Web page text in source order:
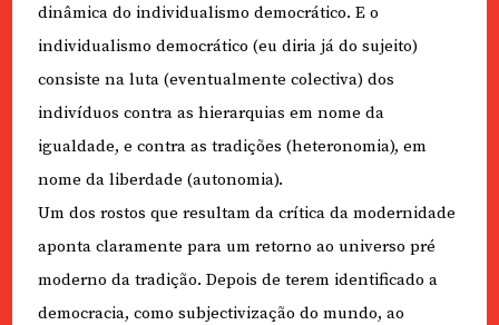
dinâmica do individualismo democrático. E o
individualismo democrático (eu diria já do sujeito)
consiste na luta (eventualmente colectiva) dos
indivíduos contra as hierarquias em nome da
igualdade, e contra as tradições (heteronomia), em
nome da liberdade (autonomia).
Um dos rostos que resultam da crítica da modernidade
aponta claramente para um retorno ao universo pré
moderno da tradição. Depois de terem identificado a
democracia, como subjectivização do mundo, ao